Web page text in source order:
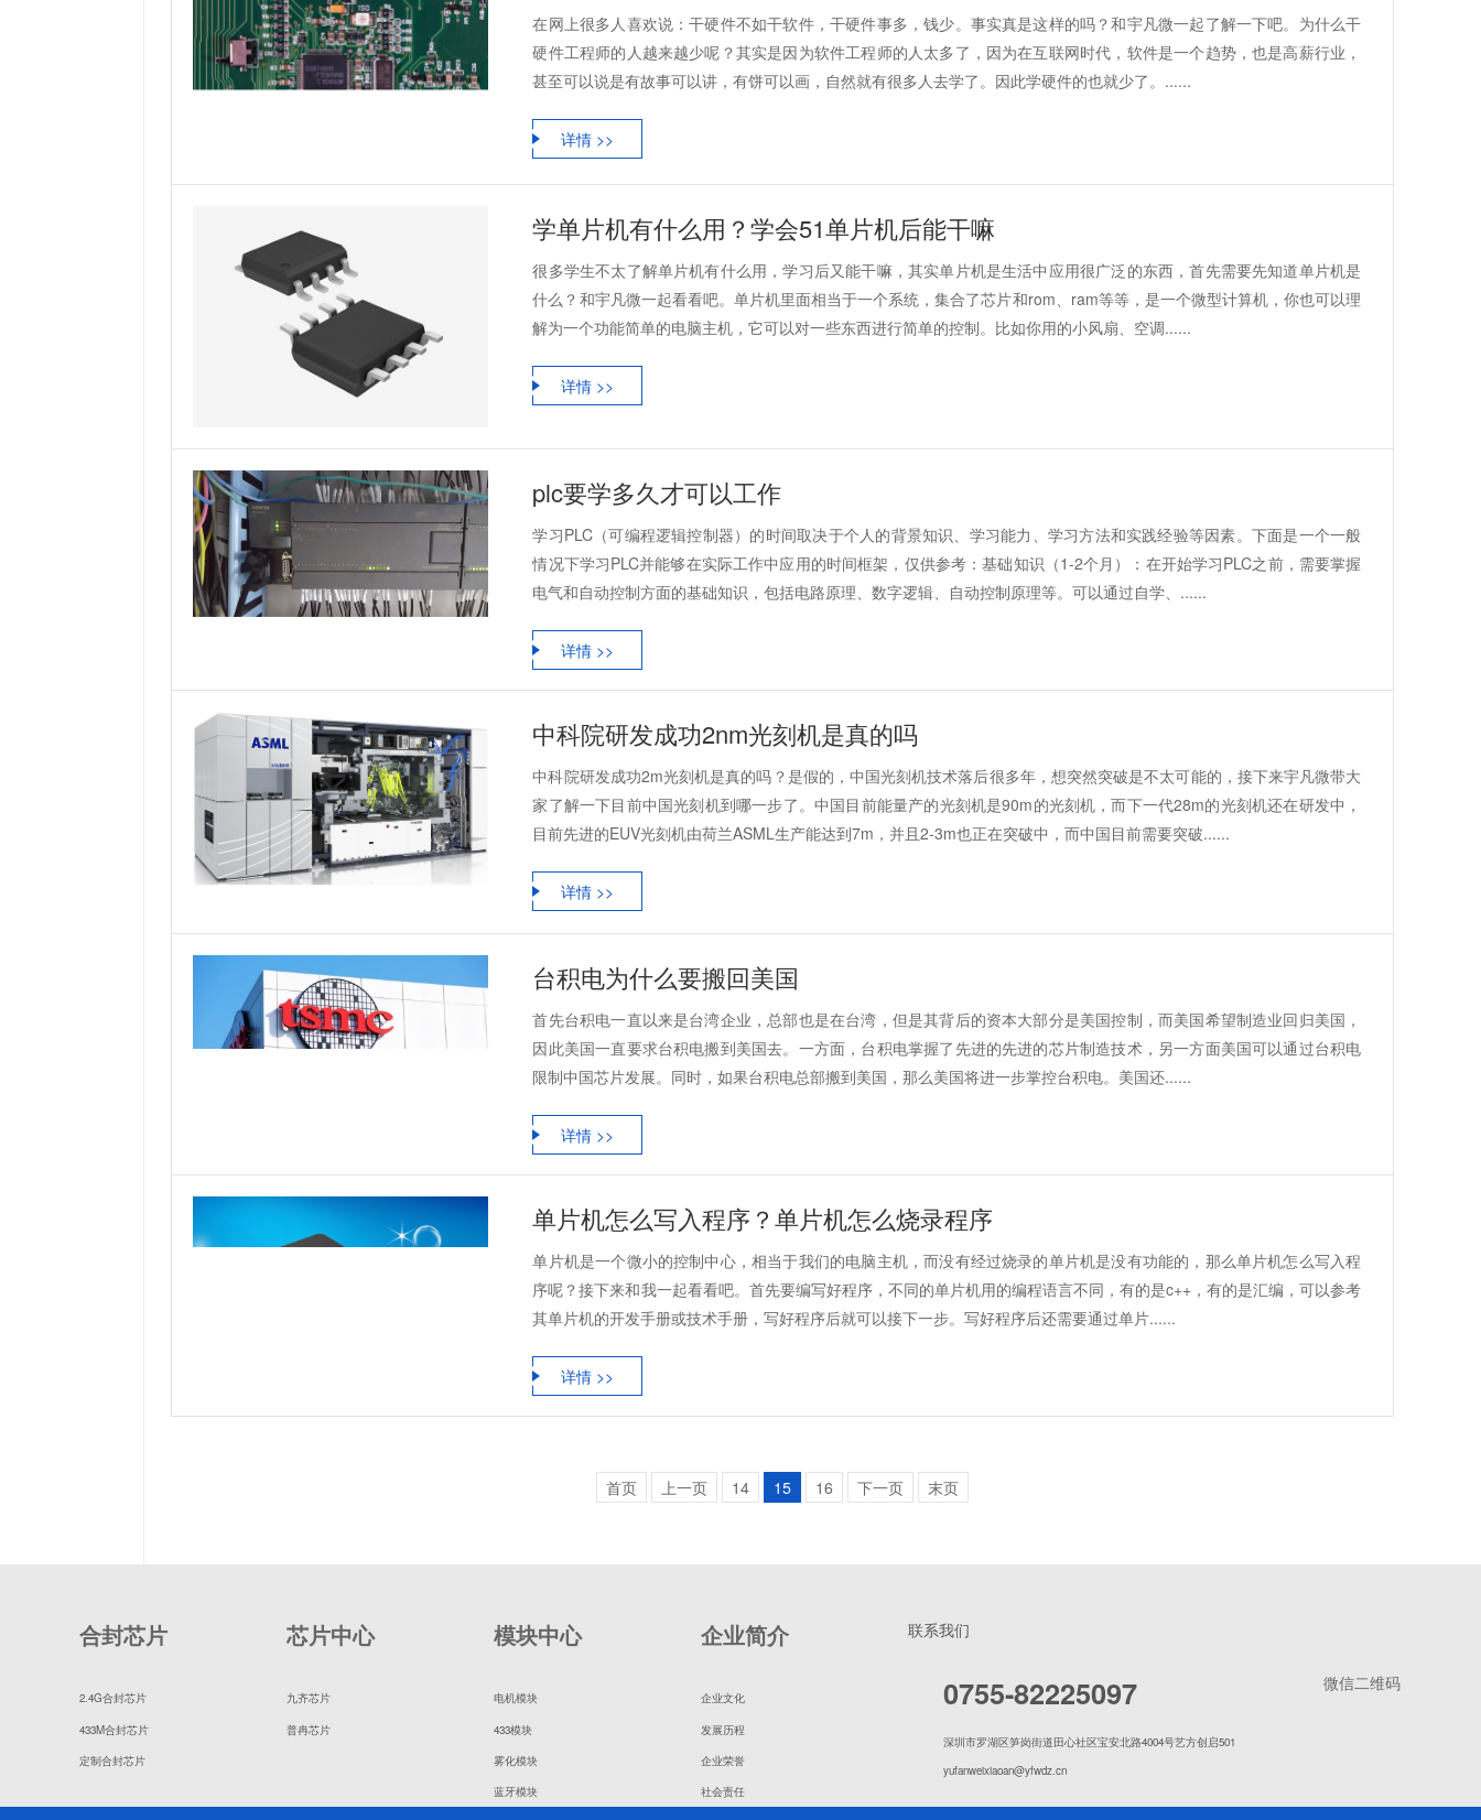
在网上很多人喜欢说：干硬件不如干软件，干硬件事多，钱少。事实真是这样的吗？和宇凡微一起了解一下吧。为什么干
硬件工程师的人越来越少呢？其实是因为软件工程师的人太多了，因为在互联网时代，软件是一个趋势，也是高薪行业，
甚至可以说是有故事可以讲，有饼可以画，自然就有很多人去学了。因此学硬件的也就少了。......
详情 >>
学单片机有什么用？学会51单片机后能干嘛
很多学生不太了解单片机有什么用，学习后又能干嘛，其实单片机是生活中应用很广泛的东西，首先需要先知道单片机是
什么？和宇凡微一起看看吧。单片机里面相当于一个系统，集合了芯片和rom、ram等等，是一个微型计算机，你也可以理
解为一个功能简单的电脑主机，它可以对一些东西进行简单的控制。比如你用的小风扇、空调......
详情 >>
plc要学多久才可以工作
学习PLC（可编程逻辑控制器）的时间取决于个人的背景知识、学习能力、学习方法和实践经验等因素。下面是一个一般
情况下学习PLC并能够在实际工作中应用的时间框架，仅供参考：基础知识（1-2个月）：在开始学习PLC之前，需要掌握
电气和自动控制方面的基础知识，包括电路原理、数字逻辑、自动控制原理等。可以通过自学、......
详情 >>
中科院研发成功2nm光刻机是真的吗
中科院研发成功2m光刻机是真的吗？是假的，中国光刻机技术落后很多年，想突然突破是不太可能的，接下来宇凡微带大
家了解一下目前中国光刻机到哪一步了。中国目前能量产的光刻机是90m的光刻机，而下一代28m的光刻机还在研发中，
目前先进的EUV光刻机由荷兰ASML生产能达到7m，并且2-3m也正在突破中，而中国目前需要突破......
详情 >>
台积电为什么要搬回美国
首先台积电一直以来是台湾企业，总部也是在台湾，但是其背后的资本大部分是美国控制，而美国希望制造业回归美国，
因此美国一直要求台积电搬到美国去。一方面，台积电掌握了先进的先进的芯片制造技术，另一方面美国可以通过台积电
限制中国芯片发展。同时，如果台积电总部搬到美国，那么美国将进一步掌控台积电。美国还......
详情 >>
单片机怎么写入程序？单片机怎么烧录程序
单片机是一个微小的控制中心，相当于我们的电脑主机，而没有经过烧录的单片机是没有功能的，那么单片机怎么写入程
序呢？接下来和我一起看看吧。首先要编写好程序，不同的单片机用的编程语言不同，有的是c++，有的是汇编，可以参考
其单片机的开发手册或技术手册，写好程序后就可以接下一步。写好程序后还需要通过单片......
详情 >>
首页 上一页 14 15 16 下一页 末页
合封芯片
2.4G合封芯片
433M合封芯片
定制合封芯片
芯片中心
九齐芯片
普冉芯片
模块中心
电机模块
433模块
雾化模块
蓝牙模块
企业简介
企业文化
发展历程
企业荣誉
社会责任
联系我们
0755-82225097
深圳市罗湖区笋岗街道田心社区宝安北路4004号艺方创启501
yufanweixiaoan@yfwdz.cn
微信二维码